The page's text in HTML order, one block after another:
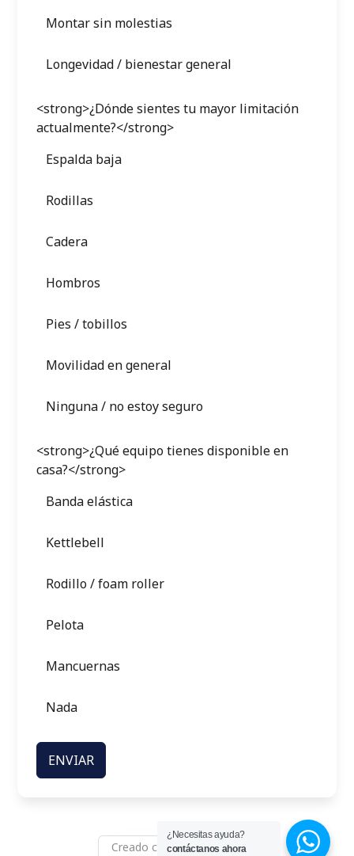
Montar sin molestias
Longevidad / bienestar general
<strong>¿Dónde sientes tu mayor limitación
actualmente?</strong>
Espalda baja
Rodillas
Cadera
Hombros
Pies / tobillos
Movilidad en general
Ninguna / no estoy seguro
<strong>¿Qué equipo tienes disponible en
casa?</strong>
Banda elástica
Kettlebell
Rodillo / foam roller
Pelota
Mancuernas
Nada
ENVIAR
Creado con ♡ SureForms
¿Necesitas ayuda?
contáctanos ahora